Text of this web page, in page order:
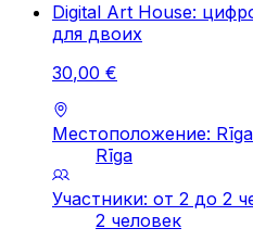
Digital Art House:
для двоих
30,00 €
Местоположение: Rīga
Rīga
Участники: от 2 до 2
2 человек